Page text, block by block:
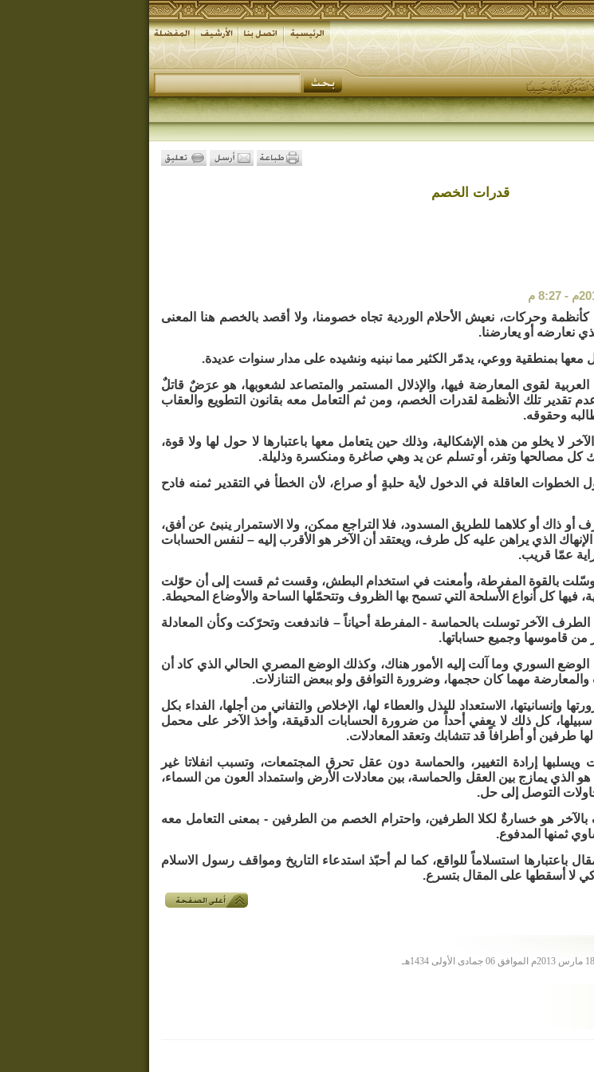
قدرات الخصم
كأنظمة وحركات، نعيش الأحلام الوردية تجاه خصومنا، ولا أقصد بالخصم هنا المعنى
نعارضه أو يعارضنا.
معها بمنطقية ووعي، يدمّر الكثير مما نبنيه ونشيده على مدار سنوات عديدة.
لقوى المعارضة فيها، والإذلال المستمر والمتصاعد لشعوبها، هو عرَضٌ قاتلٌ
تقدير تلك الأنظمة لقدرات الخصم، ومن ثم التعامل معه بقانون التطويع والعقاب
وحقوقه.
لا يخلو من هذه الإشكالية، وذلك حين يتعامل معها باعتبارها لا حول لها ولا قوة،
كل مصالحها وتفر، أو تسلم عن يد وهي صاغرة ومنكسرة وذليلة.
الخطوات العاقلة في الدخول لأية حلبةٍ أو صراع، لأن الخطأ في التقدير ثمنه فادح
ذاك أو كلاهما للطريق المسدود، فلا التراجع ممكن، ولا الاستمرار ينبئ عن أفق،
الذي يراهن عليه كل طرف، ويعتقد أن الآخر هو الأقرب إليه – لنفس الحسابات
عمّا قريب.
توسّلت بالقوة المفرطة، وأمعنت في استخدام البطش، وقست ثم قست إلى أن حوّلت
فيها كل أنواع الأسلحة التي تسمح بها الظروف وتتحمّلها الساحة والأوضاع المحيطة.
الطرف الآخر توسلت بالحماسة - المفرطة أحياناً – فاندفعت وتحرّكت وكأن المعادلة
من قاموسها وجميع حساباتها.
السوري وما آلت إليه الأمور هناك، وكذلك الوضع المصري الحالي الذي كاد أن
والمعارضة مهما كان حجمها، وضرورة التوافق ولو ببعض التنازلات.
وإنسانيتها، الاستعداد للبذل والعطاء لها، الإخلاص والتفاني من أجلها، الفداء بكل
كل ذلك لا يعفي أحداً من ضرورة الحسابات الدقيقة، وأخذ الآخر على محمل
لها طرفين أو أطرافاً قد تتشابك وتعقد المعادلات.
إرادة التغيير، والحماسة دون عقل تحرق المجتمعات، وتسبب انفلاتا غير
يمازج بين العقل والحماسة، بين معادلات الأرض واستمداد العون من السماء،
التوصل إلى حل.
هو خسارةٌ لكلا الطرفين، واحترام الخصم من الطرفين - بمعنى التعامل معه
ثمنها المدفوع.
باعتبارها استسلاماً للواقع، كما لم أحبّذ استدعاء التاريخ ومواقف رسول الاسلام
كي لا أسقطها على المقال بتسرع.